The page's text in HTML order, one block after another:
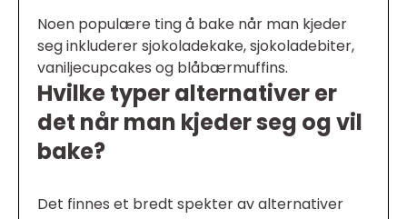
Noen populære ting å bake når man kjeder
seg inkluderer sjokoladekake, sjokoladebiter,
vaniljecupcakes og blåbærmuffins.
Hvilke typer alternativer er
det når man kjeder seg og vil
bake?
Det finnes et bredt spekter av alternativer